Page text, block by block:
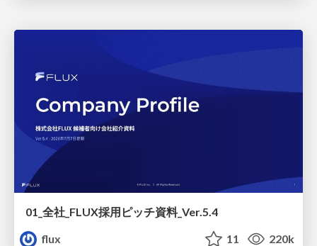
01_全社_FLUX採用ピッチ資料_Ver.5.4
flux
11 220k